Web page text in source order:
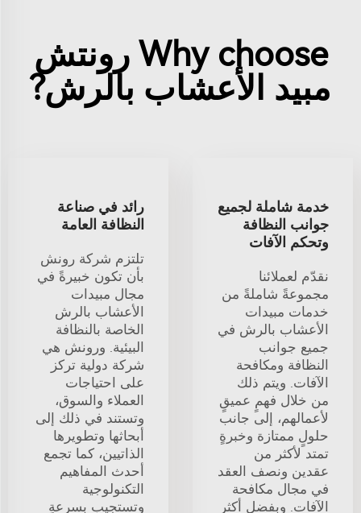
Why choose رونتش
مبيد الأعشاب بالرش?
خدمة شاملة لجميع
جوانب النظافة
وتحكم الآفات
نقدّم لعملائنا
مجموعةً شاملةً من
خدمات مبيدات
الأعشاب بالرش في
جميع جوانب
النظافة ومكافحة
الآفات. ويتم ذلك
من خلال فهمٍ عميقٍ
لأعمالهم، إلى جانب
حلولٍ ممتازة وخبرةٍ
تمتد لأكثر من
عقدين ونصف العقد
في مجال مكافحة
الآفات. وبفضل أكثر
رائد في صناعة
النظافة العامة
تلتزم شركة رونش
بأن تكون خبيرةً في
مجال مبيدات
الأعشاب بالرش
الخاصة بالنظافة
البيئية. ورونش هي
شركة دولية تركز
على احتياجات
العملاء والسوق،
وتستند في ذلك إلى
أبحاثها وتطويرها
الذاتيين، كما تجمع
أحدث المفاهيم
التكنولوجية
وتستجيب بسرعةٍ